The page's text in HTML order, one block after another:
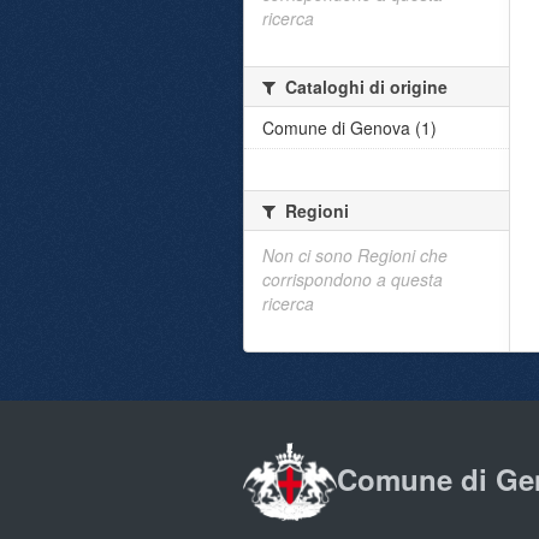
ricerca
Cataloghi di origine
Comune di Genova (1)
Regioni
Non ci sono Regioni che
corrispondono a questa
ricerca
Comune di